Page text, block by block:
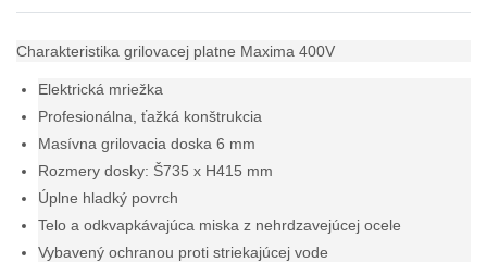
Charakteristika grilovacej platne Maxima 400V
Elektrická mriežka
Profesionálna, ťažká konštrukcia
Masívna grilovacia doska 6 mm
Rozmery dosky: Š735 x H415 mm
Úplne hladký povrch
Telo a odkvapkávajúca miska z nehrdzavejúcej ocele
Vybavený ochranou proti striekajúcej vode